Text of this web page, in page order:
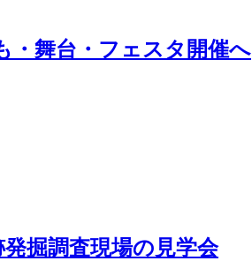
・舞台・フェスタ開催へ
掘調査現場の見学会